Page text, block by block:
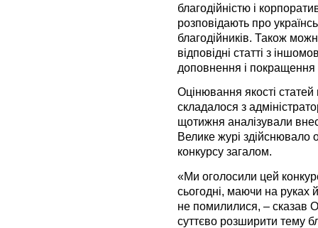
благодійністю і
розповідають про
благодійників. Також
відповідні статті з
доповнення і покращення
Оцінювання якості
складалося з
щотижня аналізували
Велике журі здійснювало
конкурсу загалом.
«Ми оголосили цей
сьогодні, маючи на руках
не помилилися, – сказав
суттєво розширити тему